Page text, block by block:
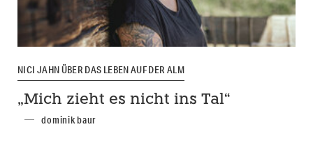
NICI JAHN ÜBER DAS LEBEN AUF DER ALM
„Mich zieht es nicht ins Tal“
dominik baur